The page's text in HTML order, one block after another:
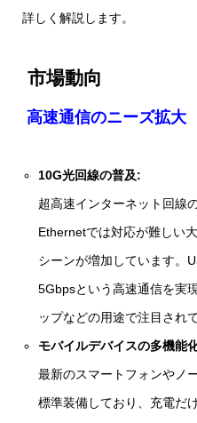
詳しく解説します。
市場動向
高速通信のニーズ拡大
10G光回線の普及:
超高速インターネット回線
Ethernetでは対応が難しい
シーンが増加しています。
5Gbpsという高速通信を実
ップなどの用途で注目され
モバイルデバイスの多機能
最新のスマートフォンやノ
標準装備しており、充電だ